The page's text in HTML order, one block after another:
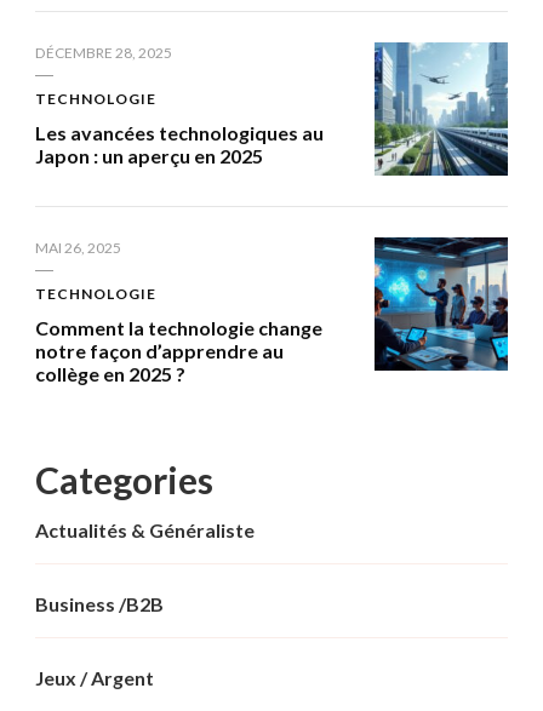
DÉCEMBRE 28, 2025
TECHNOLOGIE
Les avancées technologiques au
Japon : un aperçu en 2025
MAI 26, 2025
TECHNOLOGIE
Comment la technologie change
notre façon d’apprendre au
collège en 2025 ?
Categories
Actualités & Généraliste
Business /B2B
Jeux / Argent